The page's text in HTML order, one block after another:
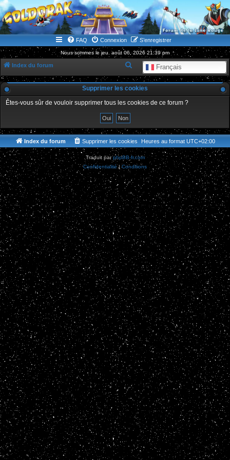
WWW.GOLDORAKGO.COM
le site de la Lune Rouge
FAQ Connexion S’enregistrer
Nous sommes le jeu. août 06, 2026 21:39 pm
Index du forum Français
e
c
h
h
e
r
Supprimer les cookies
Êtes-vous sûr de vouloir supprimer tous les cookies de ce forum ?
Index du forum Heures au format UTC+02:00
Supprimer les cookies
Traduit parphpBB-fr.com
Confidentialité|Conditions